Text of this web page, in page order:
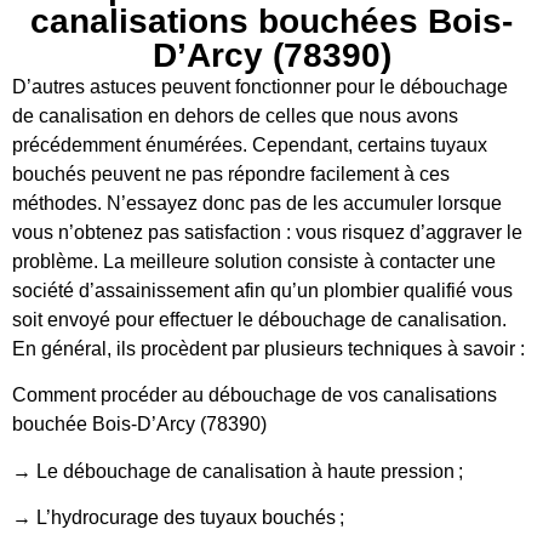
canalisations bouchées Bois-
D’Arcy (78390)
D’autres astuces peuvent fonctionner pour le débouchage
de canalisation en dehors de celles que nous avons
précédemment énumérées. Cependant, certains tuyaux
bouchés peuvent ne pas répondre facilement à ces
méthodes. N’essayez donc pas de les accumuler lorsque
vous n’obtenez pas satisfaction : vous risquez d’aggraver le
problème. La meilleure solution consiste à contacter une
société d’assainissement afin qu’un plombier qualifié vous
soit envoyé pour effectuer le débouchage de canalisation.
En général, ils procèdent par plusieurs techniques à savoir :
Comment procéder au débouchage de vos canalisations
bouchée Bois-D’Arcy (78390)
→ Le débouchage de canalisation à haute pression ;
→ L’hydrocurage des tuyaux bouchés ;